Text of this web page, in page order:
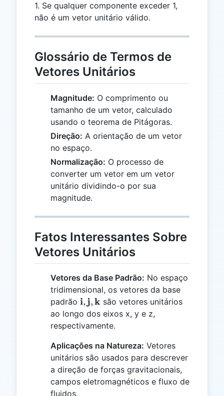
1. Se qualquer componente exceder 1,
não é um vetor unitário válido.
Glossário de Termos de
Vetores Unitários
Magnitude: O comprimento ou
tamanho de um vetor, calculado
usando o teorema de Pitágoras.
Direção: A orientação de um vetor
no espaço.
Normalização: O processo de
converter um vetor em um vetor
unitário dividindo-o por sua
magnitude.
Fatos Interessantes Sobre
Vetores Unitários
Vetores da Base Padrão: No espaço
tridimensional, os vetores da base
padrão \mathbf{i},
\mathbf{j},
\mathbf{k}
i, j, k são vetores unitários
ao longo dos eixos x, y e z,
respectivamente.
Aplicações na Natureza: Vetores
unitários são usados para descrever
a direção de forças gravitacionais,
campos eletromagnéticos e fluxo de
fluidos.